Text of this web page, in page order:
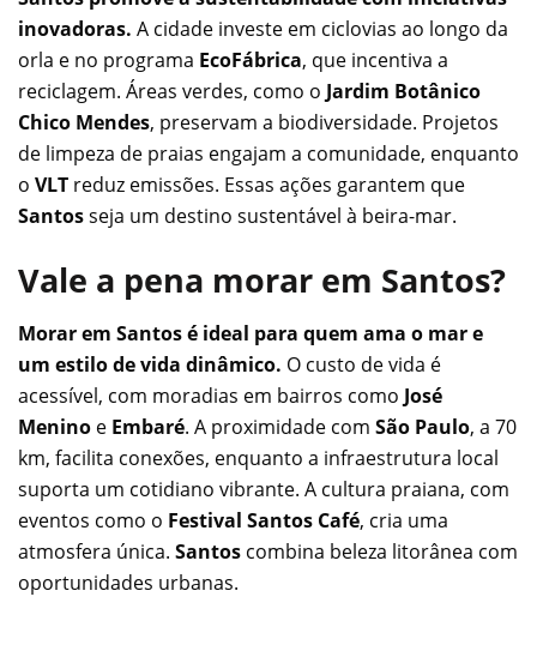
inovadoras. A cidade investe em ciclovias ao longo da
orla e no programa EcoFábrica, que incentiva a
reciclagem. Áreas verdes, como o Jardim Botânico
Chico Mendes, preservam a biodiversidade. Projetos
de limpeza de praias engajam a comunidade, enquanto
o VLT reduz emissões. Essas ações garantem que
Santosseja um destino sustentável à beira-mar.
Vale a pena morar em Santos?
Morar em Santos é ideal para quem ama o mar e
um estilo de vida dinâmico. O custo de vida é
acessível, com moradias em bairros como José
Menino e Embaré. A proximidade com São Paulo, a 70
km, facilita conexões, enquanto a infraestrutura local
suporta um cotidiano vibrante. A cultura praiana, com
eventos como o Festival Santos Café, cria uma
atmosfera única. Santos combina beleza litorânea com
oportunidades urbanas.